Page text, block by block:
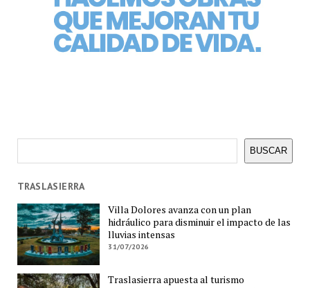
BUSCAR
TRASLASIERRA
Villa Dolores avanza con un plan
hidráulico para disminuir el impacto de las
lluvias intensas
31/07/2026
Traslasierra apuesta al turismo